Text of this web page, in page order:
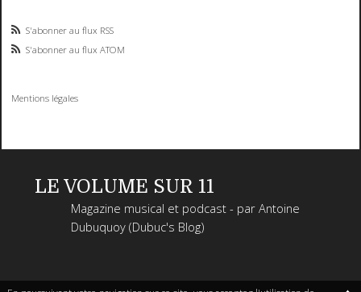
S'abonner au flux RSS
S'abonner au flux ATOM
Mentions légales
LE VOLUME SUR 11
Magazine musical et podcast - par Antoine
Dubuquoy (Dubuc's Blog)